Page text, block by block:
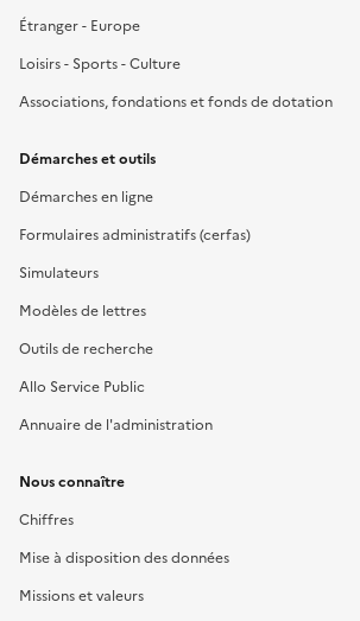
Étranger - Europe
Loisirs - Sports - Culture
Associations, fondations et fonds de dotation
Démarches et outils
Démarches en ligne
Formulaires administratifs (cerfas)
Simulateurs
Modèles de lettres
Outils de recherche
Allo Service Public
Annuaire de l'administration
Nous connaître
Chiffres
Mise à disposition des données
Missions et valeurs